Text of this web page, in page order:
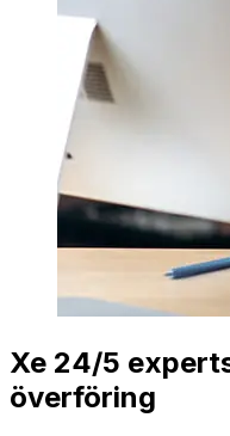
Xe 24/5
överföring